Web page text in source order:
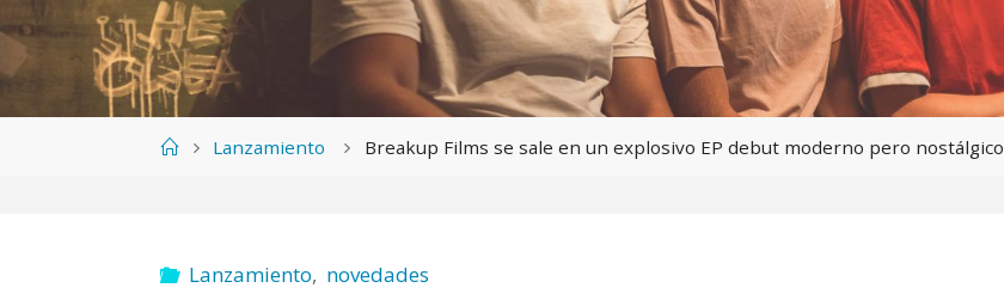
PáginaLanzamiento Breakup Films se sale en un explosivo EP debut moderno pero nostálgico
Lanzamiento, novedades